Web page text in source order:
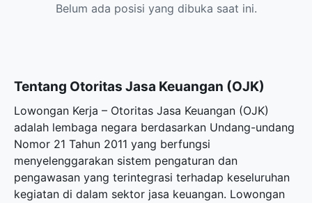
Belum ada posisi yang dibuka saat ini.
Tentang Otoritas Jasa Keuangan (OJK)
Lowongan Kerja – Otoritas Jasa Keuangan (OJK)
adalah lembaga negara berdasarkan Undang-undang
Nomor 21 Tahun 2011 yang berfungsi
menyelenggarakan sistem pengaturan dan
pengawasan yang terintegrasi terhadap keseluruhan
kegiatan di dalam sektor jasa keuangan. Lowongan